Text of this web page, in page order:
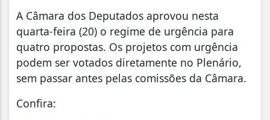
A Câmara dos Deputados aprovou nesta
quarta-feira (20) o regime de urgência para
quatro propostas. Os projetos com urgência
podem ser votados diretamente no Plenário,
sem passar antes pelas comissões da Câmara.
Confira: